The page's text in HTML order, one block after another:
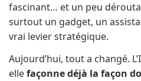
fascinant… et un peu
surtout un gadget, un
vrai levier stratégique.
Aujourd’hui, tout a changé.
ellefaçonne déjà la façon